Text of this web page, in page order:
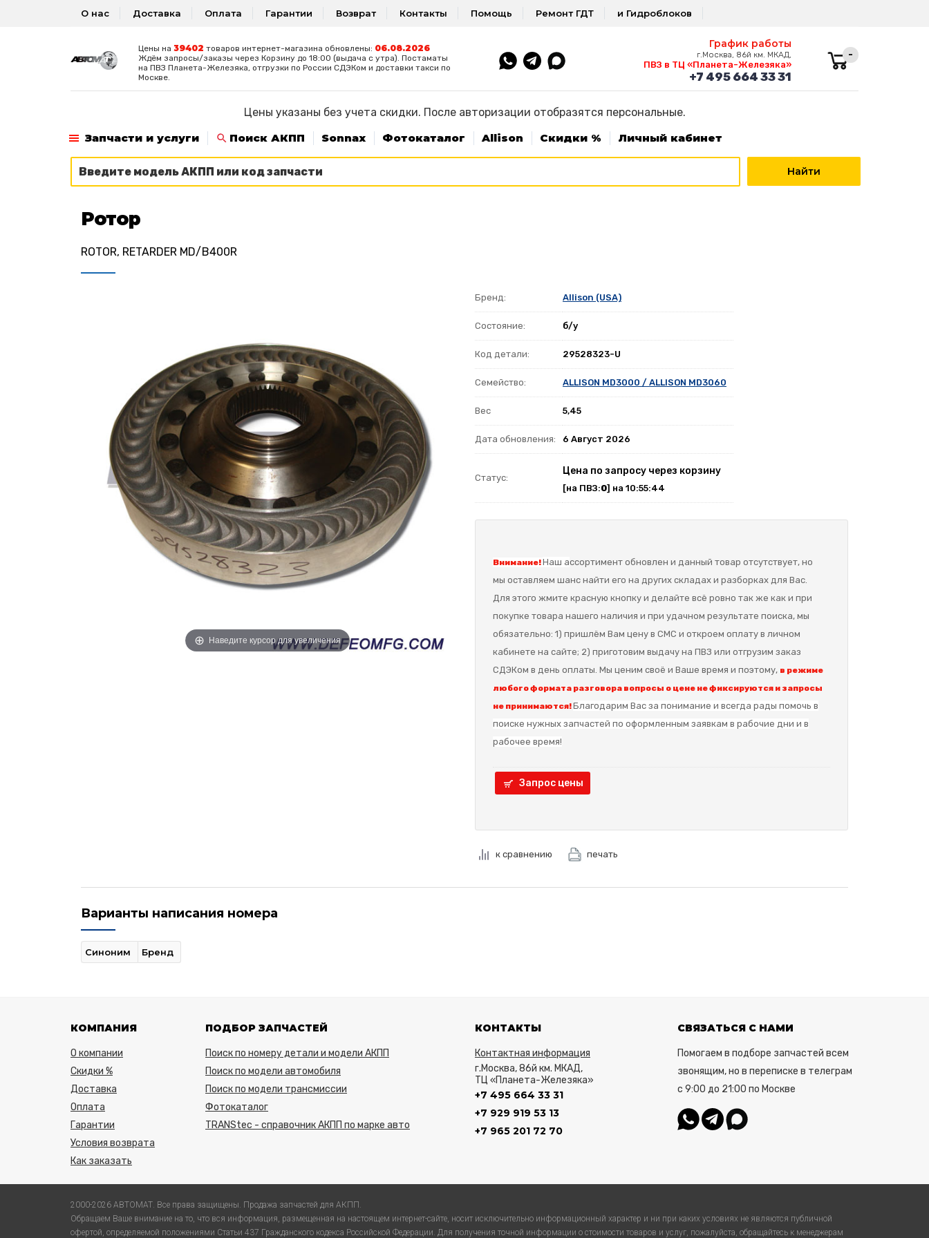
О нас Доставка Оплата Гарантии Возврат Контакты Помощь Ремонт ГДТ и Гидроблоков
Цены на 39402 товаров интернет-магазина обновлены: 06.08.2026
Ждём запросы/заказы через Корзину до 18:00 (выдача с утра). Постаматы
на ПВЗ Планета-Железяка, отгрузки по России СДЭКом и доставки такси по
Москве.
График работы
г.Москва, 86й км. МКАД,
ПВЗ в ТЦ «Планета-Железяка»
+7 495 664 33 31
-
Цены указаны без учета скидки. После авторизации отобразятся персональные.
Запчасти и услуги
Поиск АКПП Sonnax Фотокаталог Allison Скидки % Личный кабинет
Ротор
ROTOR, RETARDER MD/B400R
Наведите курсор для увеличения
Бренд: Allison (USA)
Состояние: б/у
Код детали: 29528323-U
Семейство: ALLISON MD3000 / ALLISON MD3060
Вес 5,45
Дата обновления: 6 Август 2026
Статус:
Цена по запросу через корзину
[на ПВЗ:0] на 10:55:44
Внимание!Наш ассортимент обновлен и данный товар отсутствует, но
мы оставляем шанс найти его на других складах и разборках для Вас.
Для этого жмите красную кнопку и делайте всё ровно так же как и при
покупке товара нашего наличия и при удачном результате поиска, мы
обязательно: 1) пришлём Вам цену в СМС и откроем оплату в личном
кабинете на сайте; 2) приготовим выдачу на ПВЗ или отгрузим заказ
СДЭКом в день оплаты. Мы ценим своё и Ваше время и поэтому, в режиме
любого формата разговора вопросы о цене не фиксируются и запросы
не принимаются!Благодарим Вас за понимание и всегда рады помочь в
поиске нужных запчастей по оформленным заявкам в рабочие дни и в
рабочее время!
Запрос цены
к сравнению печать
Варианты написания номера
Синоним Бренд
КОМПАНИЯ
О компании
Скидки %
Доставка
Оплата
Гарантии
Условия возврата
Как заказать
ПОДБОР ЗАПЧАСТЕЙ
Поиск по номеру детали и модели АКПП
Поиск по модели автомобиля
Поиск по модели трансмиссии
Фотокаталог
TRANStec - справочник АКПП по марке авто
КОНТАКТЫ
Контактная информация
г.Москва, 86й км. МКАД,
ТЦ «Планета-Железяка»
+7 495 664 33 31
+7 929 919 53 13
+7 965 201 72 70
СВЯЗАТЬСЯ С НАМИ
Помогаем в подборе запчастей всем
звонящим, но в переписке в телеграм
с 9:00 до 21:00 по Москве
2000-2026 АВТОМАТ. Все права защищены. Продажа запчастей для АКПП.
Обращаем Ваше внимание на то, что вся информация, размещенная на настоящем интернет-сайте, носит исключительно информационный характер и ни при каких условиях не являются публичной
офертой, определяемой положениями Статьи 437 Гражданского кодекса Российской Федерации. Для получения точной информации о стоимости товаров и услуг, пожалуйста, обращайтесь к менеджерам